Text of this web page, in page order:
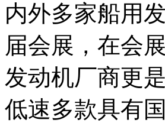
内外多家船用
届会展，在会
发动机厂商更
低速多款具有